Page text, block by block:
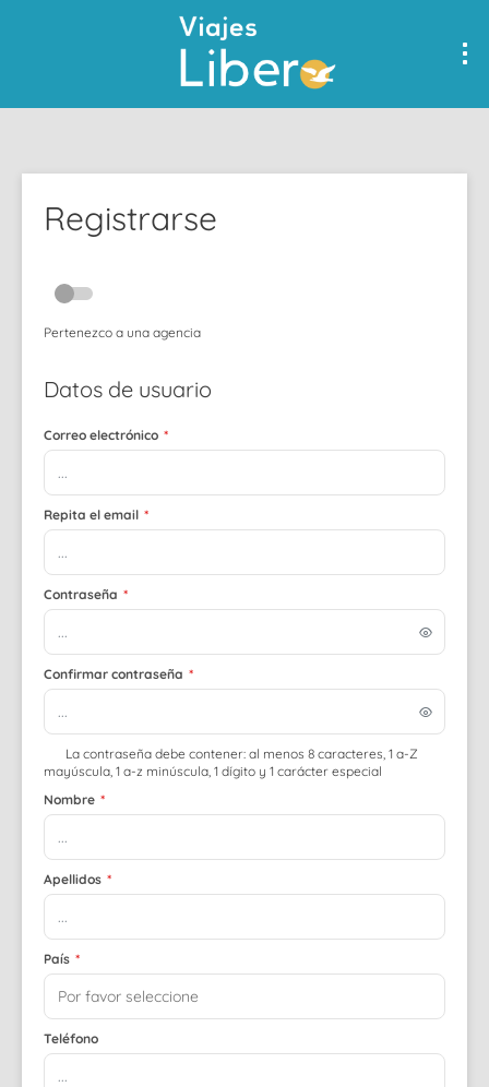
Registrarse
Pertenezco a una agencia
Datos de usuario
Correo electrónico *
Repita el email *
Contraseña *
Confirmar contraseña *
La contraseña debe contener: al menos 8 caracteres, 1 a-Z
mayúscula, 1 a-z minúscula, 1 dígito y 1 carácter especial
Nombre *
Apellidos *
País *
Teléfono